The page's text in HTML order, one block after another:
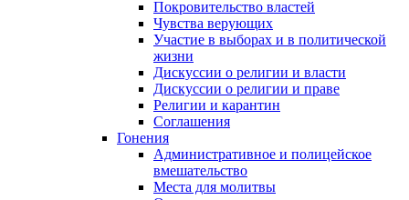
Покровительство властей
Чувства верующих
Участие в выборах и в политической
жизни
Дискуссии о религии и власти
Дискуссии о религии и праве
Религии и карантин
Соглашения
Гонения
Административное и полицейское
вмешательство
Места для молитвы